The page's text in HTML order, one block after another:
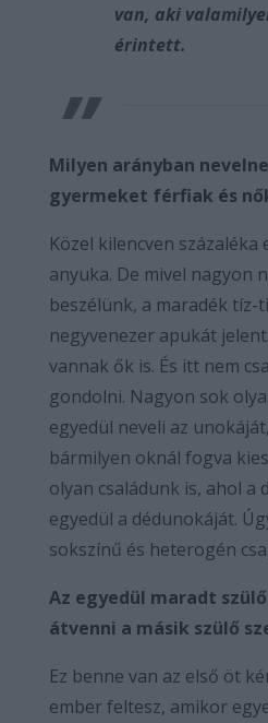
van, aki
érintett.
Milyen arányban
gyermeket férfiak és
Közel kilencven
anyuka. De mivel nagyon
beszélünk, a maradék tíz-
negyvenezer apukát
vannak ők is. És itt nem
gondolni. Nagyon sok
egyedül neveli az
bármilyen oknál fogva
olyan családunk is, ahol a
egyedül a dédunokáját.
sokszínű és heterogén
Az egyedül maradt
átvenni a másik szülő
Ez benne van az első öt
ember feltesz, amikor